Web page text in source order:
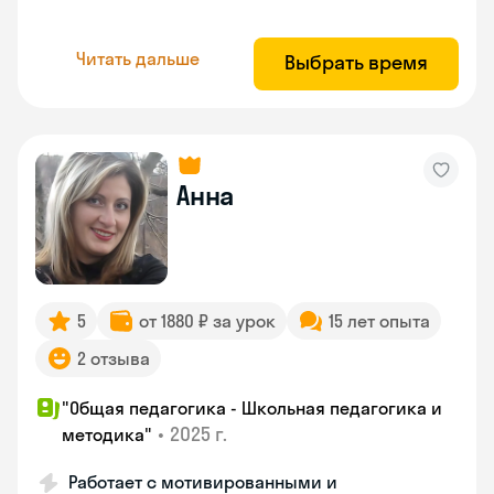
Читать дальше Выбрать время
Анна
5 от 1880 ₽ за урок
15 лет опыта
2 отзыва
"Общая педагогика - Школьная педагогика и
методика" • 2025 г.
Работает с мотивированными и